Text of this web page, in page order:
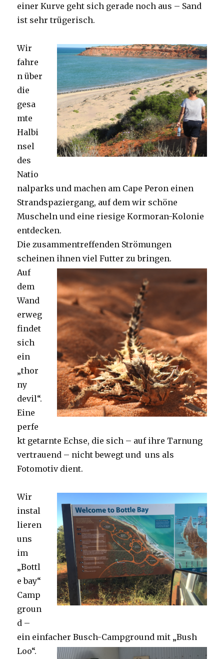
einer Kurve geht sich gerade noch aus – Sand
ist sehr trügerisch.
Wir
fahre
n über
die
gesa
mte
Halbi
nsel
des
Natio
nalparks und machen am Cape Peron einen
Strandspaziergang, auf dem wir schöne
Muscheln und eine riesige Kormoran-Kolonie
entdecken.
Die zusammentreffenden Strömungen
scheinen ihnen viel Futter zu bringen.
Auf
dem
Wand
erweg
findet
sich
ein
„thor
ny
devil“.
Eine
perfe
kt getarnte Echse, die sich – auf ihre Tarnung
vertrauend – nicht bewegt und uns als
Fotomotiv dient.
Wir
instal
lieren
uns
im
„Bottl
e bay“
Camp
groun
d –
ein einfacher Busch-Campground mit „Bush
Loo“.